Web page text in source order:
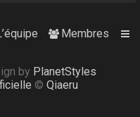
Membres
by PlanetStyles
© Qiaeru